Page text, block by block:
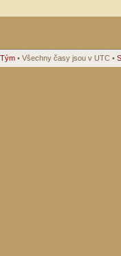
Tým • Všechny časy jsou v UTC •